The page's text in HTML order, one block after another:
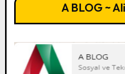
A BLOG ~